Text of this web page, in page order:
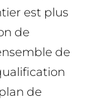
est plus
de
de
de